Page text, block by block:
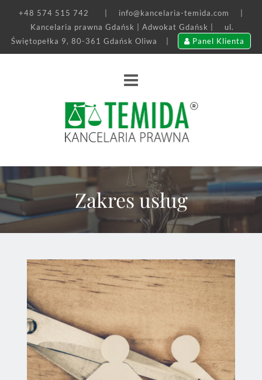
+48 574 515 742 info@kancelaria-temida.com
Kancelaria prawna Gdańsk | Adwokat Gdańsk |
ul.
Świętopełka 9, 80-361 Gdańsk Oliwa
Panel Klienta
Zakres usług